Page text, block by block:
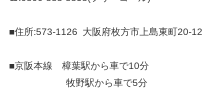
■住所:573-1126 大阪府枚方市上島東町20-12
■京阪本線 樟葉駅から車で10分
牧野駅から車で5分